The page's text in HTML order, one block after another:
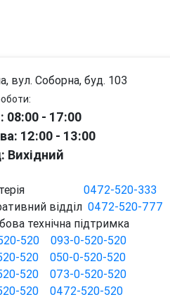
вул. Соборна, буд. 103
08:00 - 17:00
: 12:00 - 13:00
Вихідний
0472-520-333
відділ 0472-520-777
технічна підтримка
520
093-0-520-520
520
050-0-520-520
520
073-0-520-520
520
0472-520-520